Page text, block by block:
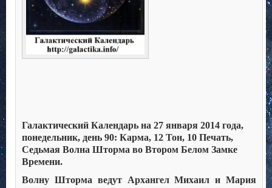
Галактический Календарь на 27 января 2014 года,
понедельник, день 90: Карма, 12 Тон, 10 Печать,
Седьмая Волна Шторма во Втором Белом Замке
Времени.
Волну Шторма ведут Архангел Михаил и Мария